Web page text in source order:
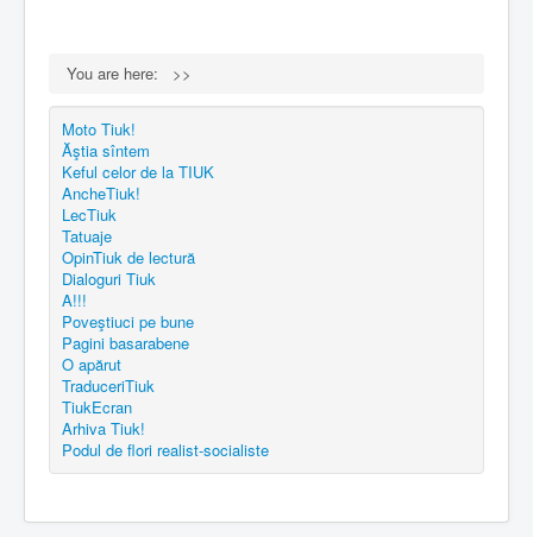
You are here: >>
Moto Tiuk!
Ăştia sîntem
Keful celor de la TIUK
AncheTiuk!
LecTiuk
Tatuaje
OpinTiuk de lectură
Dialoguri Tiuk
A!!!
Poveştiuci pe bune
Pagini basarabene
O apărut
TraduceriTiuk
TiukEcran
Arhiva Tiuk!
Podul de flori realist-socialiste